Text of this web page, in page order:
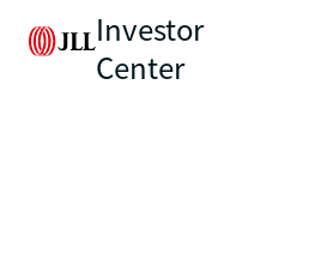
Investor
Center